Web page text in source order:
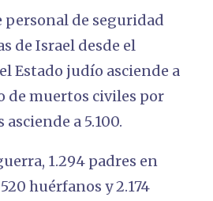
de seguridad
de Israel desde el
Estado judío asciende a
de muertos civiles por
a 5.100.
1.294 padres en
huérfanos y 2.174